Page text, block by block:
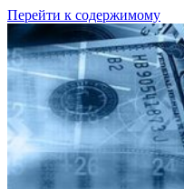
Перейти к содержимому